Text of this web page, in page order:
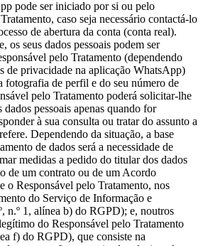
pode ser iniciado por si ou pelo
caso seja necessário contactá-lo
de abertura da conta (conta real).
os seus dados pessoais podem ser
pelo Tratamento (dependendo
de privacidade na aplicação WhatsApp)
fotografia de perfil e do seu número de
pelo Tratamento poderá solicitar-lhe
pessoais apenas quando for
à sua consulta ou tratar do assunto a
Dependendo da situação, a base
de dados será a necessidade de
medidas a pedido do titular dos dados
de um contrato ou de um Acordo
o Responsável pelo Tratamento, nos
do Serviço de Informação e
n.º 1, alínea b) do RGPD); e, noutros
do Responsável pelo Tratamento
f) do RGPD), que consiste na